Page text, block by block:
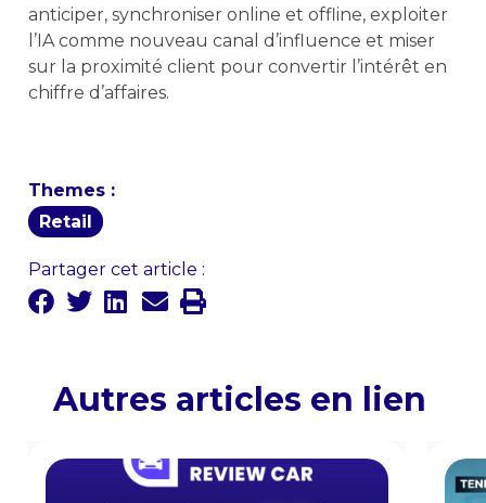
anticiper, synchroniser online et offline, exploiter
l’IA comme nouveau canal d’influence et miser
sur la proximité client pour convertir l’intérêt en
chiffre d’affaires.
Themes :
Retail
Partager cet article :
Autres articles en lien